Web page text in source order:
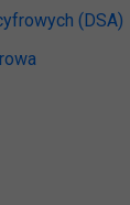
(DSA)